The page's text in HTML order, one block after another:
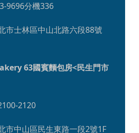
9696分機336
市士林區中山北路六段88號
63國賓麵包房<民生門市
2120